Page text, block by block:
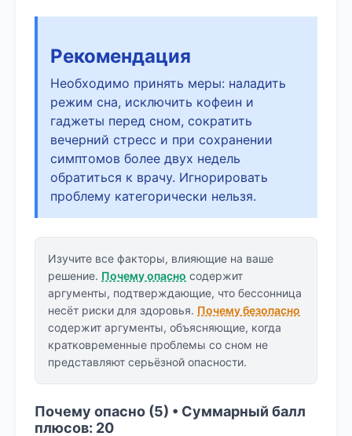
Рекомендация
Необходимо принять меры: наладить
режим сна, исключить кофеин и
гаджеты перед сном, сократить
вечерний стресс и при сохранении
симптомов более двух недель
обратиться к врачу. Игнорировать
проблему категорически нельзя.
Изучите все факторы, влияющие на ваше
решение. Почему опасно содержит
аргументы, подтверждающие, что бессонница
несёт риски для здоровья. Почему безопасно
содержит аргументы, объясняющие, когда
кратковременные проблемы со сном не
представляют серьёзной опасности.
Почему опасно (5) • Суммарный балл
плюсов: 20